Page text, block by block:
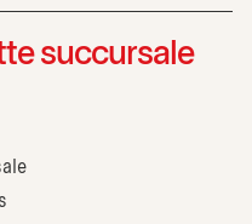
succursale